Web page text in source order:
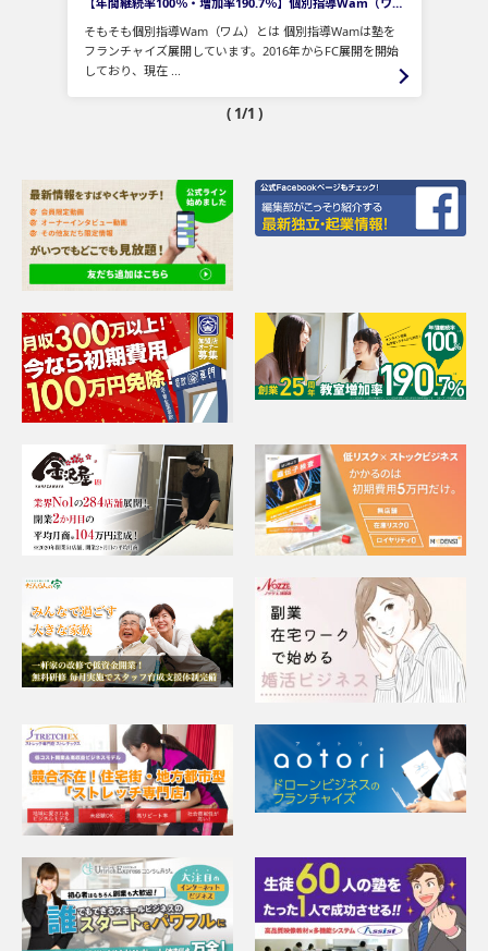
そもそも個別指導Wam（ワム）とは 個別指導Wamは塾を
フランチャイズ展開しています。2016年からFC展開を開始
しており、現在 ...
( 1/1 )